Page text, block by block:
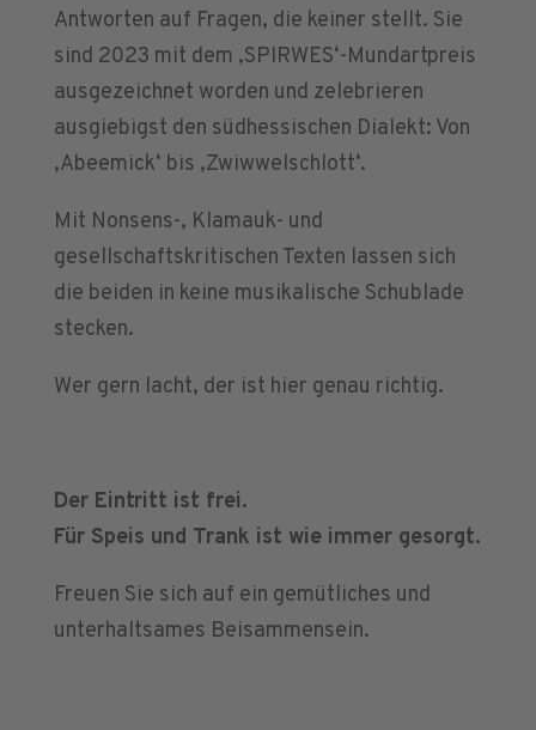
Antworten auf Fragen, die keiner stellt. Sie
sind 2023 mit dem ‚SPIRWES‘-Mundartpreis
ausgezeichnet worden und zelebrieren
ausgiebigst den südhessischen Dialekt: Von
‚Abeemick‘ bis ‚Zwiwwelschlott‘.
Mit Nonsens-, Klamauk- und
gesellschaftskritischen Texten lassen sich
die beiden in keine musikalische Schublade
stecken.
Wer gern lacht, der ist hier genau richtig.
Der Eintritt ist frei.
Für Speis und Trank ist wie immer gesorgt.
Freuen Sie sich auf ein gemütliches und
unterhaltsames Beisammensein.